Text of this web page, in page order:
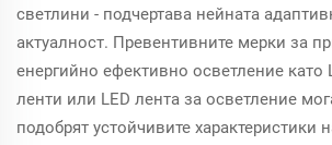
светлини - подчертава нейната
актуалност. Превентивните мерки за
енергийно ефективно осветление като
ленти или LED лента за осветление
подобрят устойчивите характеристики